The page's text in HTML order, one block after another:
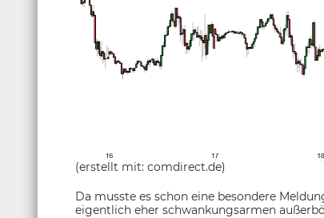
(erstellt mit: comdirect.de)
Da musste es schon eine besondere
eigentlich eher schwankungsarmen